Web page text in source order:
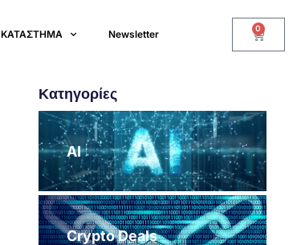
ΚΑΤΑΣΤΗΜΑ Newsletter 0
Κατηγορίες
AI
Crypto Deals